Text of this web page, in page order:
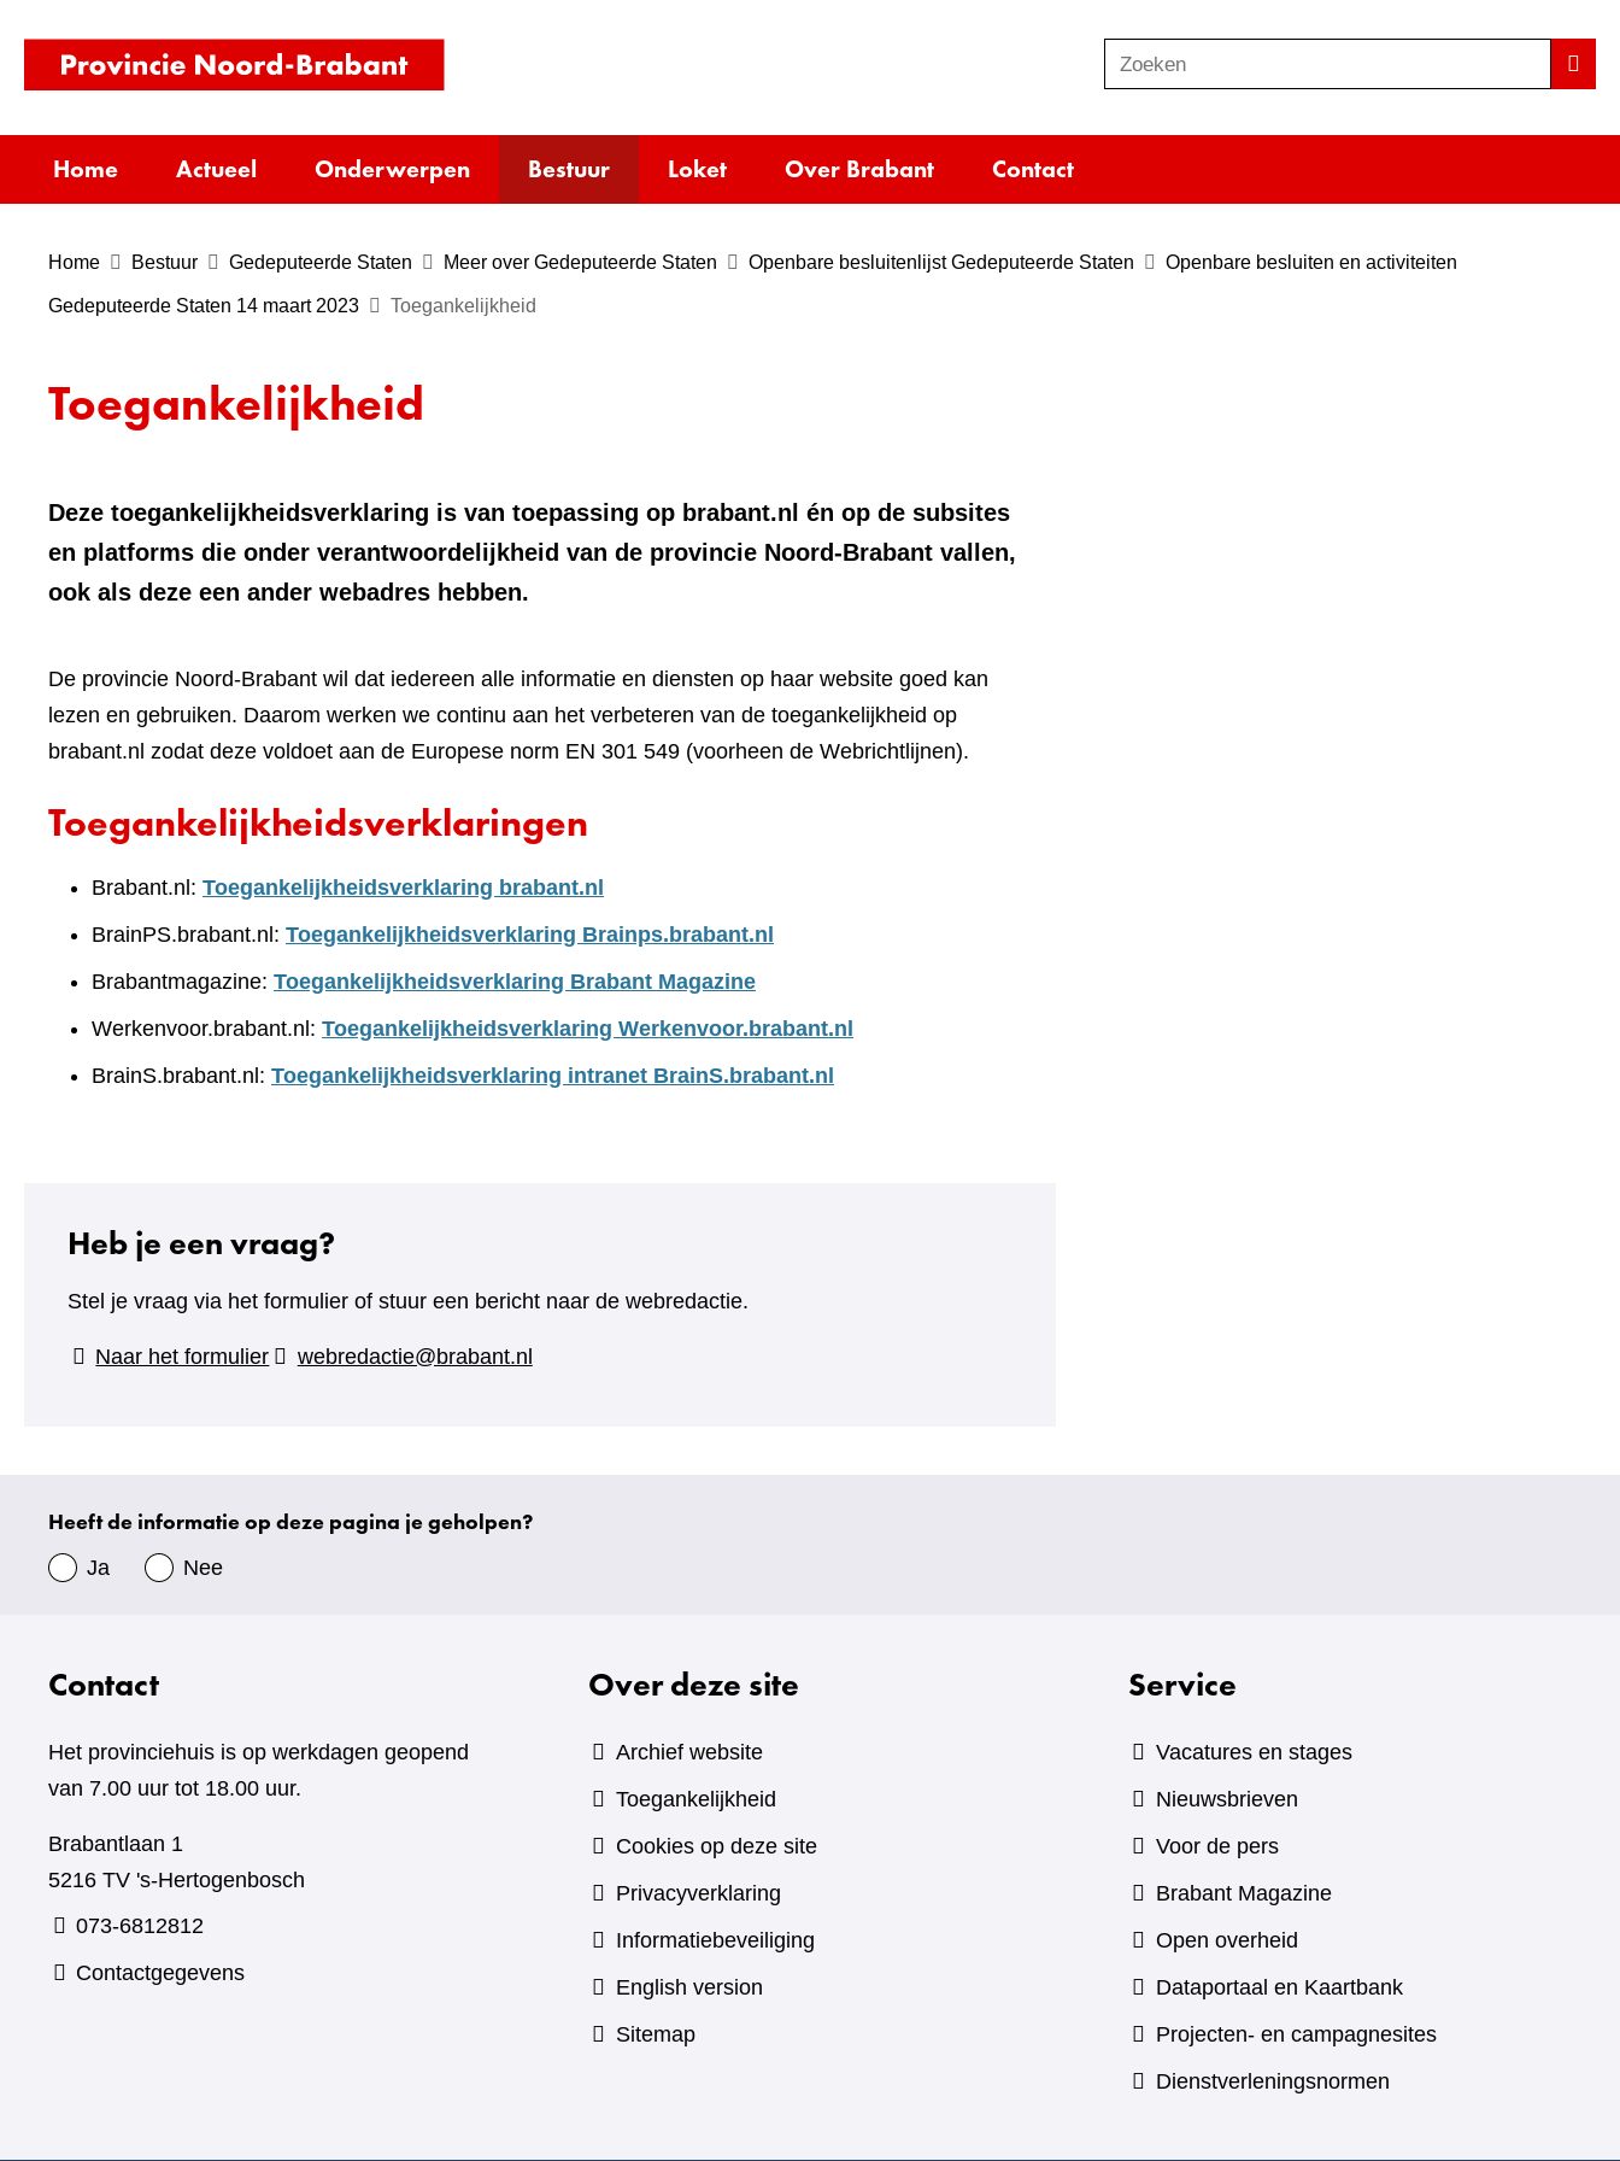
inhoud
homepage)
o
e
e
Zoeken
Home Actueel Onderwerpen Bestuur Loket Over Brabant Contact
Home Bestuur Gedeputeerde Staten Meer over Gedeputeerde Staten Openbare besluitenlijst Gedeputeerde Staten Openbare besluiten en activiteiten
Gedeputeerde Staten 14 maart 2023 Toegankelijkheid
Toegankelijkheid
Deze toegankelijkheidsverklaring is van toepassing op brabant.nl én op de subsites
en platforms die onder verantwoordelijkheid van de provincie Noord-Brabant vallen,
ook als deze een ander webadres hebben.
De provincie Noord-Brabant wil dat iedereen alle informatie en diensten op haar website goed kan
lezen en gebruiken. Daarom werken we continu aan het verbeteren van de toegankelijkheid op
brabant.nl zodat deze voldoet aan de Europese norm EN 301 549 (voorheen de Webrichtlijnen).
Toegankelijkheidsverklaringen
Brabant.nl: Toegankelijkheidsverklaring brabant.nl
BrainPS.brabant.nl: Toegankelijkheidsverklaring Brainps.brabant.nl
Brabantmagazine: Toegankelijkheidsverklaring Brabant Magazine
Werkenvoor.brabant.nl: Toegankelijkheidsverklaring Werkenvoor.brabant.nl
BrainS.brabant.nl: Toegankelijkheidsverklaring intranet BrainS.brabant.nl
Heb je een vraag?
Stel je vraag via het formulier of stuur een bericht naar de webredactie.
Naar het formulier(verwijst
webredactie@brabant.nl
Uw
gegevens
Heeft de informatie op deze pagina je geholpen?
Ja Nee
Contact
Het provinciehuis is op werkdagen geopend
van 7.00 uur tot 18.00 uur.
Brabantlaan 1
5216 TV 's-Hertogenbosch
073-6812812
Contactgegevens
Over deze site
Archief website
Toegankelijkheid
Cookies op deze site
Privacyverklaring
Informatiebeveiliging
English version
Sitemap
Service
Vacatures en stages
Nieuwsbrieven
Voor de pers
Brabant Magazine(verwijst
andere
website)
Open overheid
Dataportaal en Kaartbank(verwijst
naar
Projecten- en campagnesites
Dienstverleningsnormen